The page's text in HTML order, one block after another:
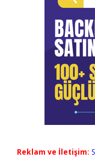
Reklam ve İletişim: